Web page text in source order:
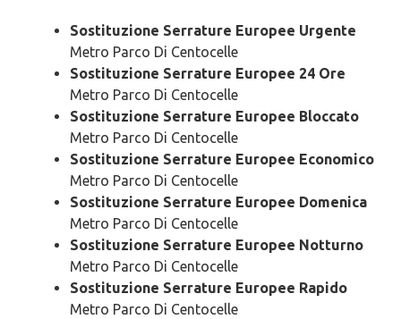
Sostituzione Serrature Europee Urgente
Metro Parco Di Centocelle
Sostituzione Serrature Europee 24 Ore
Metro Parco Di Centocelle
Sostituzione Serrature Europee Bloccato
Metro Parco Di Centocelle
Sostituzione Serrature Europee Economico
Metro Parco Di Centocelle
Sostituzione Serrature Europee Domenica
Metro Parco Di Centocelle
Sostituzione Serrature Europee Notturno
Metro Parco Di Centocelle
Sostituzione Serrature Europee Rapido
Metro Parco Di Centocelle